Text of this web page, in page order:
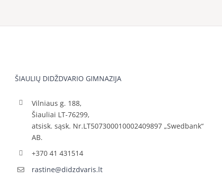
ŠIAULIŲ DIDŽDVARIO GIMNAZIJA
Vilniaus g. 188,
Šiauliai LT-76299,
atsisk. sąsk. Nr.LT507300010002409897 „Swedbank“
AB.
+370 41 431514
rastine@didzdvaris.lt